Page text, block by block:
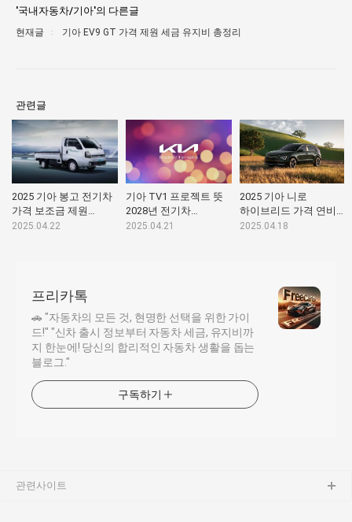
'국내자동차/기아'의 다른글
현재글 기아 EV9 GT 가격 제원 세금 유지비 총정리
관련글
2025 기아 봉고 전기차
가격 보조금 제원
유지비 최강 파트너!
2025.04.22
기아 TV1 프로젝트 뜻
2028년 전기차
픽업트럭의 새로운
2025.04.21
2025 기아 니로
하이브리드 가격 연비
유지비
2025.04.18
프리카톡
🚗 "자동차의 모든 것, 현명한 선택을 위한 가이
드!" "신차 출시 정보부터 자동차 세금, 유지비까
지 한눈에! 당신의 합리적인 자동차 생활을 돕는
블로그."
구독하기
관련사이트